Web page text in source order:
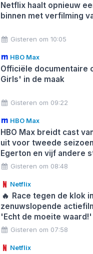
Netflix haalt opnieuw
binnen met verfilming
Gisteren om 10:05
HBO Max
Officiële documentaire
Girls' in de maak
Gisteren om 09:22
HBO Max
HBO Max breidt cast
uit voor tweede
Egerton en vijf andere
Gisteren om 08:48
Netflix
🔥 Race tegen de klok in
zenuwslopende
'Echt de moeite waard!'
Gisteren om 07:58
Netflix